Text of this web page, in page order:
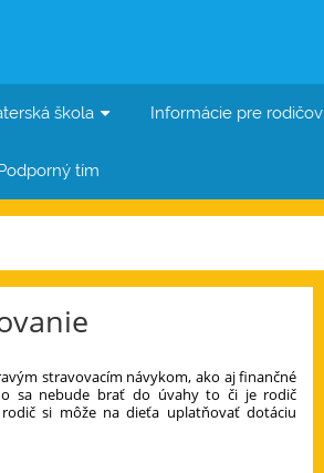
škola Informácie pre rodičov
tím
stravovacím návykom, ako aj finančné
sa nebude brať do úvahy to či je rodič
si môže na dieťa uplatňovať dotáciu